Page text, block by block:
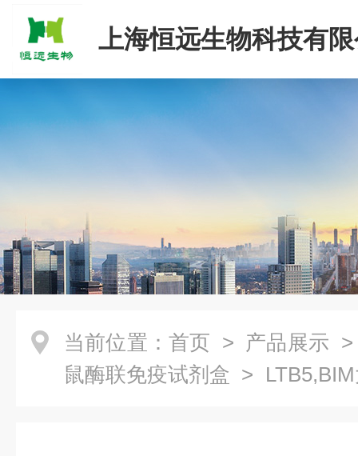
上海恒远生物科技有
当前位置： 首页 > 产品展示
鼠酶联免疫试剂盒 >